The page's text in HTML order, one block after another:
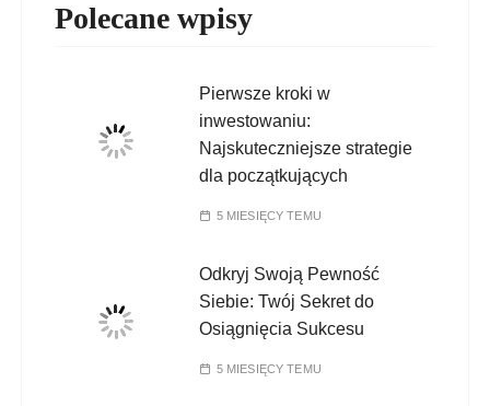
Polecane wpisy
Pierwsze kroki w
inwestowaniu:
Najskuteczniejsze strategie
dla początkujących
5 MIESIĘCY TEMU
Odkryj Swoją Pewność
Siebie: Twój Sekret do
Osiągnięcia Sukcesu
5 MIESIĘCY TEMU